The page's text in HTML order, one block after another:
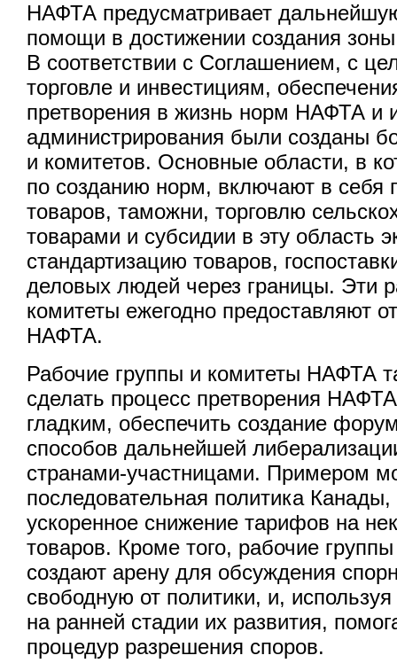
НАФТА предусматривает
помощи в достижении создания
В соответствии с Соглашением, с
торговле и инвестициям,
претворения в жизнь норм НАФТА и
администрирования были созданы
и комитетов. Основные области, в
по созданию норм, включают в себя
товаров, таможни, торговлю
товарами и субсидии в эту область
стандартизацию товаров,
деловых людей через границы. Эти
комитеты ежегодно предоставляют
НАФТА.
Рабочие группы и комитеты НАФТА
сделать процесс претворения
гладким, обеспечить создание
способов дальнейшей
странами-участницами. Примером
последовательная политика
ускоренное снижение тарифов на
товаров. Кроме того, рабочие
создают арену для обсуждения
свободную от политики, и,
на ранней стадии их развития,
процедур разрешения споров.